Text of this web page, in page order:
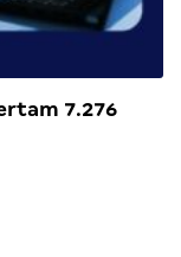
7.276